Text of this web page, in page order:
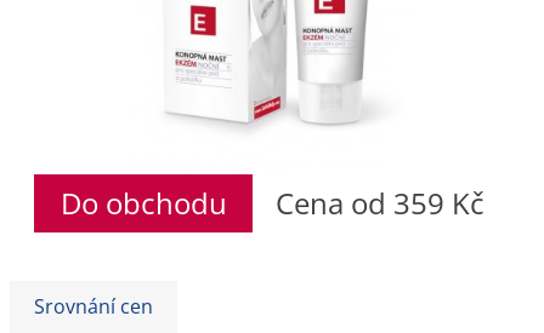
Do obchodu Cena od 359 Kč
Srovnání cen